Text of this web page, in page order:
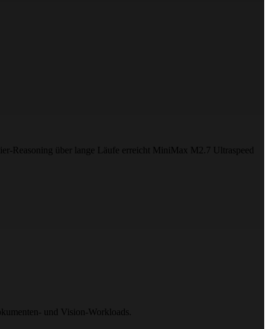
Reasoning über lange Läufe erreicht MiniMax M2.7 Ultraspeed
und Vision-Workloads.